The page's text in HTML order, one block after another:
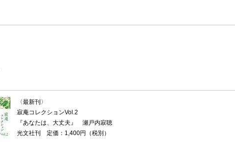
〈最新刊〉
寂庵コレクションVol.2
『あなたは、大丈夫』 瀬戸内寂聴
光文社刊 定価：1,400円（税別）